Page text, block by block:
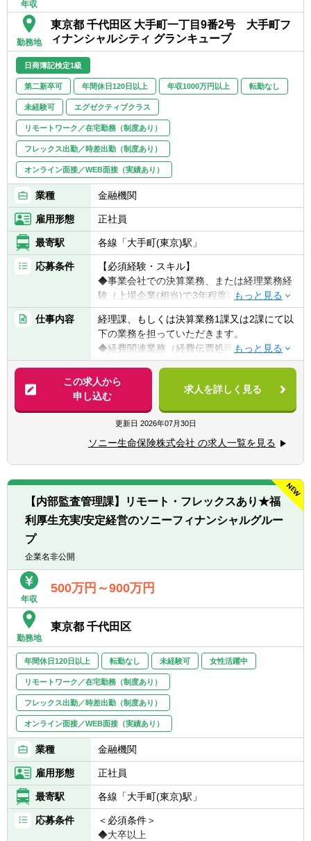
・英語スキル（メール等、海外子会社とのや
り取りで使用します）
【求める人物像】
方
・チームワークを大切にできる方
・変化を楽しめる、前向きな方
・新しい知識を学ぶことに意欲的な方
・「言われたことをやる」だけでなく、自分
で考えて行動できる方
※TOEICスコア未保有の方は、入社後TOEIC
スコアを取得いただきます
・決算短信などの作成
・税務申告
・内部統制の構築・運用
※ 楽天証券ホールディングスの経理業務も兼
務していただきます。
【組織】
所属は財務企画本部 経理部
年収
勤務地
東京都 千代田区 大手町一丁目9番2号 大手町フ
ィナンシャルシティ グランキューブ
日商簿記検定1級
第二新卒可 年間休日120日以上 年収1000万円以上 転勤なし
未経験可 エグゼクティブクラス
リモートワーク／在宅勤務（制度あり）
フレックス出勤／時差出勤（制度あり）
オンライン面接／WEB面接（実績あり）
業種 金融機関
雇用形態 正社員
最寄駅 各線「大手町(東京)駅」
応募条件
【必須経験・スキル】
◆事業会社での決算業務、または経理業務経
験（上場企業(相当)で3年程度以上）
◆監査法人・税理士法人での業務経験
【以下の経験あれば、なお可】
◆公認会計士、税理士資格あればなお可
◆金融機関での就業経験不問
◆税務関連業務従事経験が長ければなお可
◆組織のマネジメント経験あればなお可
◆有価証券報告書作成経験あればなお可
◆税務（法人税等）申告書作成経験あればな
お可
◆IFRS導入に関する業務経験あればなお可
◆経理システムの導入や子会社の設立・買収
等のプロジェクトにおける経理部門主担当経
験あればなお可
仕事内容
経理課、もしくは決算業務1課又は2課にて以
下の業務を担っていただきます。
◆経費関連業務（経費伝票処理及び支払処
理）
◆固定資産管理業務（有形・無形）及びリー
ス取引関連業務
◆日本会計基準及びIFRS会計基準に基づく決
算業務
◆各種開示資料作成
◆税務申告業務
◆資産の自己査定 など
※将来的に会社の定める業務（出向含む）へ
変更されることがあります。
この求人から
申し込む
求人を詳しく見る
更新日 2026年07月30日
ソニー生命保険株式会社 の求人一覧を見る
【内部監査管理課】リモート・フレックスあり★福
利厚生充実/安定経営のソニーフィナンシャルグルー
プ
企業名非公開
年収
500万円～900万円
勤務地
東京都 千代田区
年間休日120日以上 転勤なし 未経験可 女性活躍中
リモートワーク／在宅勤務（制度あり）
フレックス出勤／時差出勤（制度あり）
オンライン面接／WEB面接（実績あり）
業種 金融機関
雇用形態 正社員
最寄駅 各線「大手町(東京)駅」
応募条件
＜必須条件＞
◆大卒以上